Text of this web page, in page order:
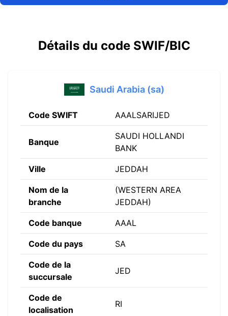
Détails du code SWIF/BIC
Saudi Arabia (sa)
Code SWIFT AAALSARIJED
Banque
SAUDI HOLLANDI
BANK
Ville JEDDAH
Nom de la
branche
(WESTERN AREA
JEDDAH)
Code banque AAAL
Code du pays SA
Code de la
succursale
JED
Code de
localisation
RI